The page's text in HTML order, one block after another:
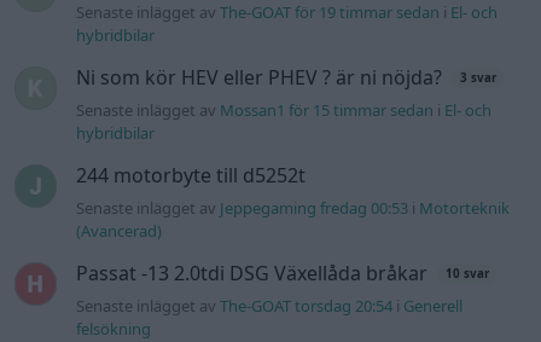
Senaste inlägget avThe-GOAT för 19 timmar sedan i El- och
hybridbilar
Ni som kör HEV eller PHEV ? är ni nöjda? 3 svar
Senaste inlägget av Mossan1 för 15 timmar sedan i El- och
hybridbilar
244 motorbyte till d5252t
Senaste inlägget av Jeppegaming fredag 00:53 i Motorteknik
(Avancerad)
Passat -13 2.0tdi DSG Växellåda bråkar 10 svar
Senaste inlägget avThe-GOAT torsdag 20:54 i Generell
felsökning